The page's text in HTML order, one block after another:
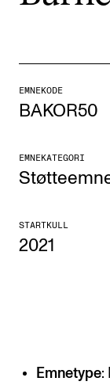
Bachelor
Doktorgrad
Årsstudium og
Etterutdanning
Søknad og
EMNEKODE
BAKOR50
EMNEKATEGORI
STARTKULL
2021
Emnetype: